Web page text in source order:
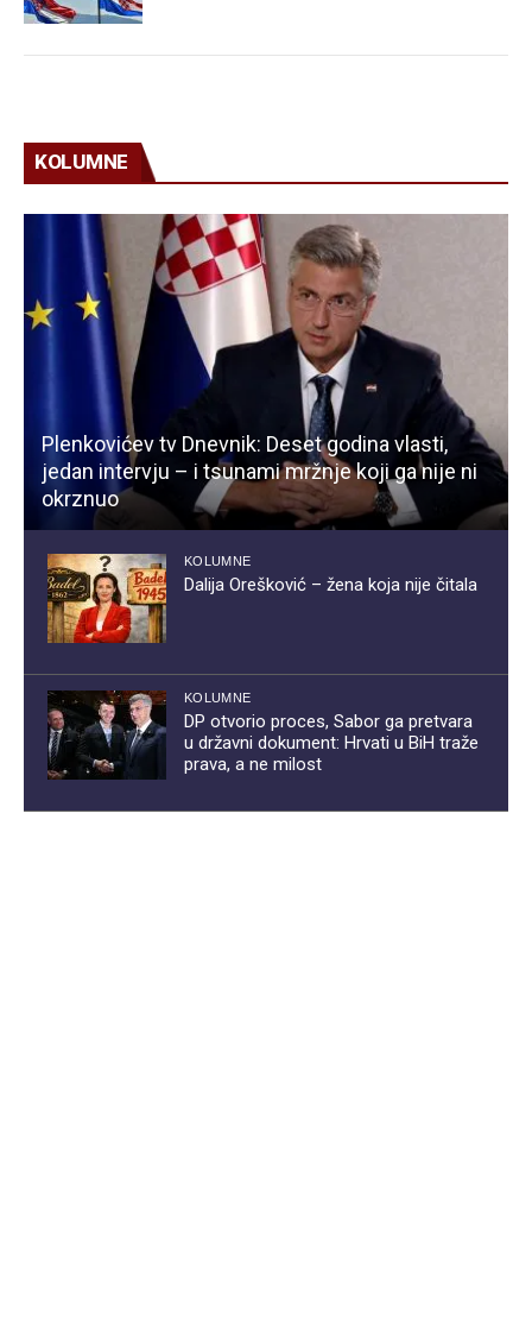
KOLUMNE
Plenkovićev tv Dnevnik: Deset godina vlasti,
jedan intervju – i tsunami mržnje koji ga nije ni
okrznuo
KOLUMNE
Dalija Orešković – žena koja nije čitala
KOLUMNE
DP otvorio proces, Sabor ga pretvara
u državni dokument: Hrvati u BiH traže
prava, a ne milost